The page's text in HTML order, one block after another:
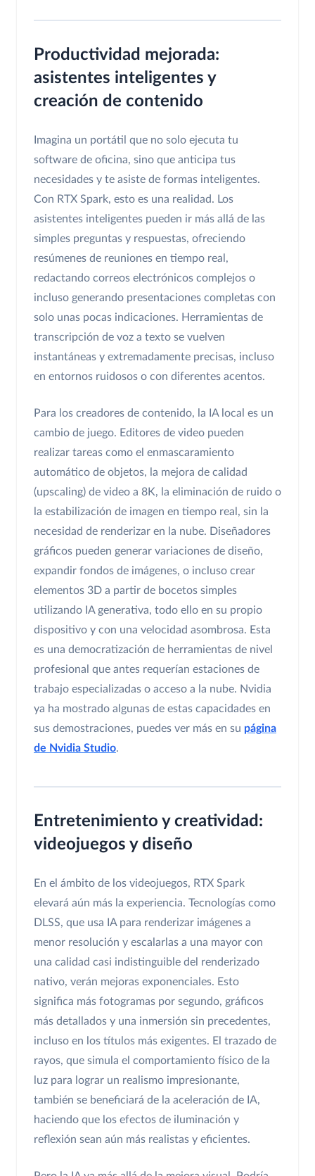
Productividad mejorada:
asistentes inteligentes y
creación de contenido
Imagina un portátil que no solo ejecuta tu
software de oficina, sino que anticipa tus
necesidades y te asiste de formas inteligentes.
Con RTX Spark, esto es una realidad. Los
asistentes inteligentes pueden ir más allá de las
simples preguntas y respuestas, ofreciendo
resúmenes de reuniones en tiempo real,
redactando correos electrónicos complejos o
incluso generando presentaciones completas con
solo unas pocas indicaciones. Herramientas de
transcripción de voz a texto se vuelven
instantáneas y extremadamente precisas, incluso
en entornos ruidosos o con diferentes acentos.
Para los creadores de contenido, la IA local es un
cambio de juego. Editores de video pueden
realizar tareas como el enmascaramiento
automático de objetos, la mejora de calidad
(upscaling) de video a 8K, la eliminación de ruido o
la estabilización de imagen en tiempo real, sin la
necesidad de renderizar en la nube. Diseñadores
gráficos pueden generar variaciones de diseño,
expandir fondos de imágenes, o incluso crear
elementos 3D a partir de bocetos simples
utilizando IA generativa, todo ello en su propio
dispositivo y con una velocidad asombrosa. Esta
es una democratización de herramientas de nivel
profesional que antes requerían estaciones de
trabajo especializadas o acceso a la nube. Nvidia
ya ha mostrado algunas de estas capacidades en
sus demostraciones, puedes ver más en su página
de Nvidia Studio.
Entretenimiento y creatividad:
videojuegos y diseño
En el ámbito de los videojuegos, RTX Spark
elevará aún más la experiencia. Tecnologías como
DLSS, que usa IA para renderizar imágenes a
menor resolución y escalarlas a una mayor con
una calidad casi indistinguible del renderizado
nativo, verán mejoras exponenciales. Esto
significa más fotogramas por segundo, gráficos
más detallados y una inmersión sin precedentes,
incluso en los títulos más exigentes. El trazado de
rayos, que simula el comportamiento físico de la
luz para lograr un realismo impresionante,
también se beneficiará de la aceleración de IA,
haciendo que los efectos de iluminación y
reflexión sean aún más realistas y eficientes.